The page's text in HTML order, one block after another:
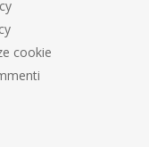
cookie